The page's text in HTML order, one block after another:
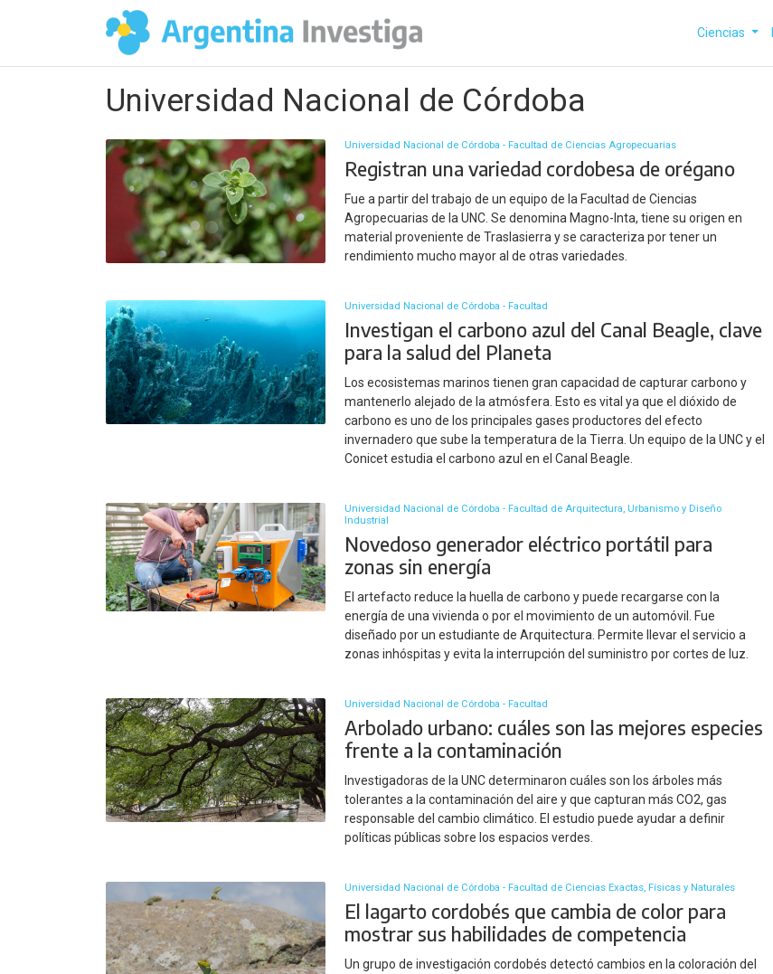
Ciencias
Universidad Nacional de Córdoba
Universidad Nacional de Córdoba - Facultad de Ciencias Agropecuarias
Registran una variedad cordobesa de orégano
Fue a partir del trabajo de un equipo de la Facultad de Ciencias
Agropecuarias de la UNC. Se denomina Magno-Inta, tiene su origen en
material proveniente de Traslasierra y se caracteriza por tener un
rendimiento mucho mayor al de otras variedades.
Universidad Nacional de Córdoba - Facultad
Investigan el carbono azul del Canal Beagle, clave
para la salud del Planeta
Los ecosistemas marinos tienen gran capacidad de capturar carbono y
mantenerlo alejado de la atmósfera. Esto es vital ya que el dióxido de
carbono es uno de los principales gases productores del efecto
invernadero que sube la temperatura de la Tierra. Un equipo de la UNC y el
Conicet estudia el carbono azul en el Canal Beagle.
Universidad Nacional de Córdoba - Facultad de Arquitectura, Urbanismo y Diseño
Industrial
Novedoso generador eléctrico portátil para
zonas sin energía
El artefacto reduce la huella de carbono y puede recargarse con la
energía de una vivienda o por el movimiento de un automóvil. Fue
diseñado por un estudiante de Arquitectura. Permite llevar el servicio a
zonas inhóspitas y evita la interrupción del suministro por cortes de luz.
Universidad Nacional de Córdoba - Facultad
Arbolado urbano: cuáles son las mejores especies
frente a la contaminación
Investigadoras de la UNC determinaron cuáles son los árboles más
tolerantes a la contaminación del aire y que capturan más CO2, gas
responsable del cambio climático. El estudio puede ayudar a definir
políticas públicas sobre los espacios verdes.
Universidad Nacional de Córdoba - Facultad de Ciencias Exactas, Físicas y Naturales
El lagarto cordobés que cambia de color para
mostrar sus habilidades de competencia
Un grupo de investigación cordobés detectó cambios en la coloración del